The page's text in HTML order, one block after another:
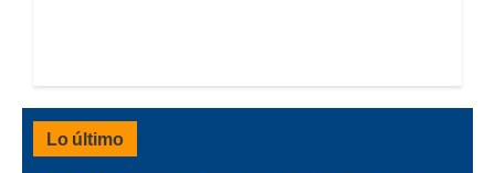
Lo último